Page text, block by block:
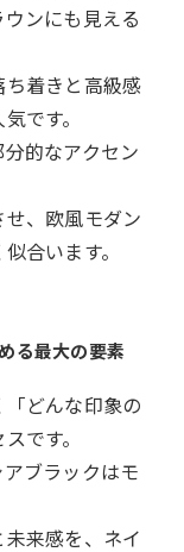
ンにも見える
着きと高級感
です。
的なアクセン
、欧風モダン
合います。
る最大の要素
どんな印象の
です。
ブラックはモ
来感を、ネイ